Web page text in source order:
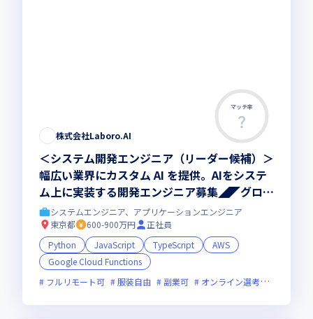
マッチ率
株式会社Laboro.AI
＜システム開発エンジニア（リーダー候補）＞
幅広い業界にカスタム AI を提供。AIをシステ
ム上に実装する開発エンジニア募集◢◤グロー
ス上場◢◤フルリモートOK◢◤
システムエンジニア、アプリケーションエンジニア
東京都
600-900万円
正社員
Python
JavaScript TypeScript
AWS
Google Cloud Functions
フルリモート可
服装自由 副業可 オンライン選考可